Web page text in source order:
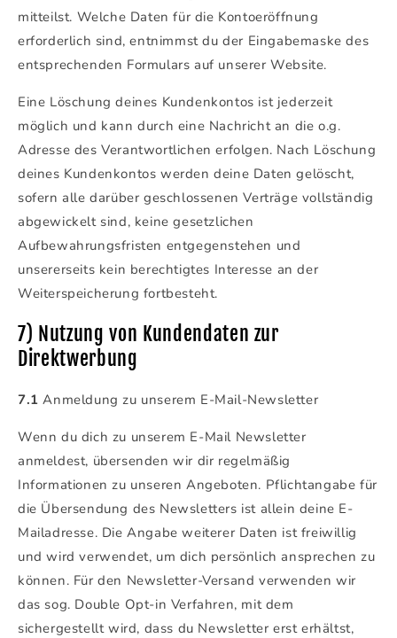
mitteilst. Welche Daten für die Kontoeröffnung
erforderlich sind, entnimmst du der Eingabemaske des
entsprechenden Formulars auf unserer Website.
Eine Löschung deines Kundenkontos ist jederzeit
möglich und kann durch eine Nachricht an die o.g.
Adresse des Verantwortlichen erfolgen. Nach Löschung
deines Kundenkontos werden deine Daten gelöscht,
sofern alle darüber geschlossenen Verträge vollständig
abgewickelt sind, keine gesetzlichen
Aufbewahrungsfristen entgegenstehen und
unsererseits kein berechtigtes Interesse an der
Weiterspeicherung fortbesteht.
7) Nutzung von Kundendaten zur
Direktwerbung
7.1 Anmeldung zu unserem E-Mail-Newsletter
Wenn du dich zu unserem E-Mail Newsletter
anmeldest, übersenden wir dir regelmäßig
Informationen zu unseren Angeboten. Pflichtangabe für
die Übersendung des Newsletters ist allein deine E-
Mailadresse. Die Angabe weiterer Daten ist freiwillig
und wird verwendet, um dich persönlich ansprechen zu
können. Für den Newsletter-Versand verwenden wir
das sog. Double Opt-in Verfahren, mit dem
sichergestellt wird, dass du Newsletter erst erhältst,